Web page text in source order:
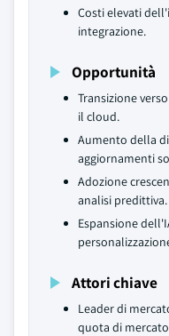
Costi elevati
integrazione.
Opportunità
Transizione
il cloud.
Aumento della
aggiornamenti
Adozione
analisi predittiva.
Espansione
Attori chiave
Leader di
quota di